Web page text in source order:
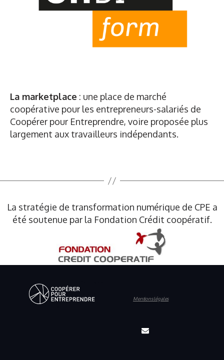
La marketplace : une place de marché
coopérative pour les entrepreneurs-salariés de
Coopérer pour Entreprendre, voire proposée plus
largement aux travailleurs indépendants.
La stratégie de transformation numérique de CPE a
été soutenue par la Fondation Crédit coopératif.
Mentions légales